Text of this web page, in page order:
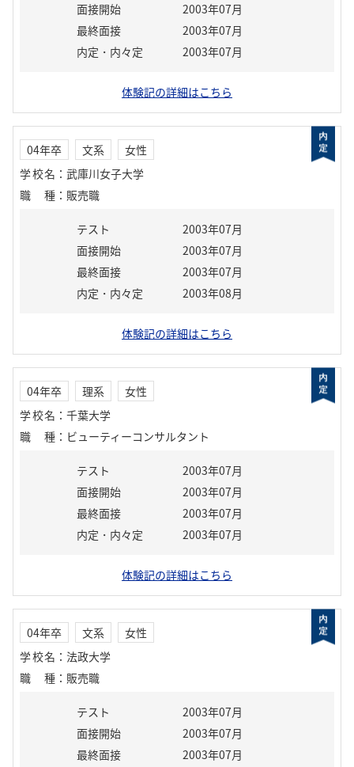
面接開始
2003年07月
最終面接
2003年07月
内定・内々定
2003年07月
体験記の詳細はこちら
04年卒 文系
女性
学校名 ： 武庫川女子大学
職種 ： 販売職
テスト
2003年07月
面接開始
2003年07月
最終面接
2003年07月
内定・内々定
2003年08月
体験記の詳細はこちら
04年卒 理系
女性
学校名 ： 千葉大学
職種 ： ビューティーコンサルタント
テスト
2003年07月
面接開始
2003年07月
最終面接
2003年07月
内定・内々定
2003年07月
体験記の詳細はこちら
04年卒 文系
女性
学校名 ： 法政大学
職種 ： 販売職
テスト
2003年07月
面接開始
2003年07月
最終面接
2003年07月